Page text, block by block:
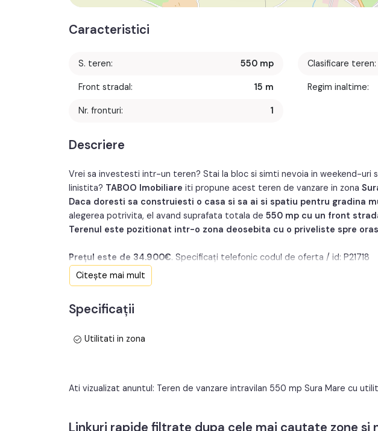
Caracteristici
S. teren: 550 mp
Front stradal: 15 m
Nr. fronturi: 1
Clasificare teren:
Regim inaltime:
Descriere
Vrei sa investesti intr-un teren? Stai la bloc si simti nevoia in weekend-uri
linistita? TABOO Imobiliare iti propune acest teren de vanzare in zona
Daca doresti sa construiesti o casa si sa ai si spatiu pentru gradina
alegerea potrivita, el avand suprafata totala de 550 mp cu un front
Terenul este pozitionat intr-o zona deosebita cu o priveliste spre
Prețul este de 34.900€. Specificați telefonic codul de oferta / id: P21718
Citește mai mult
Specificații
Utilitati in zona
Ati vizualizat anuntul: Teren de vanzare intravilan 550 mp Sura Mare cu
Linkuri rapide filtrate dupa cele mai cautate zone si